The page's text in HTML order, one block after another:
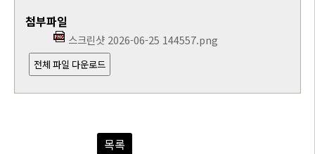
첨부파일
스크린샷 2026-06-25 144557.png
전체 파일 다운로드
목록